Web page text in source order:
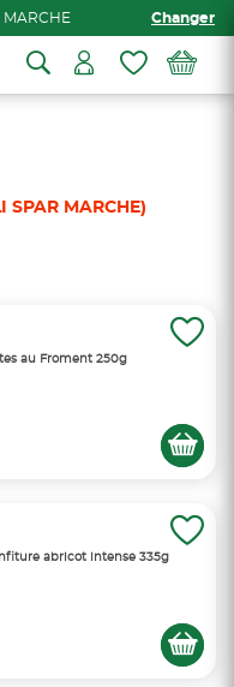
MARCHE Changer
SPAR MARCHE)
au Froment 250g
abricot intense 335g